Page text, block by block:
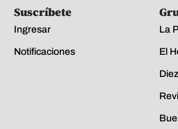
Suscríbete
Ingresar
Notificaciones
La
El
Diez